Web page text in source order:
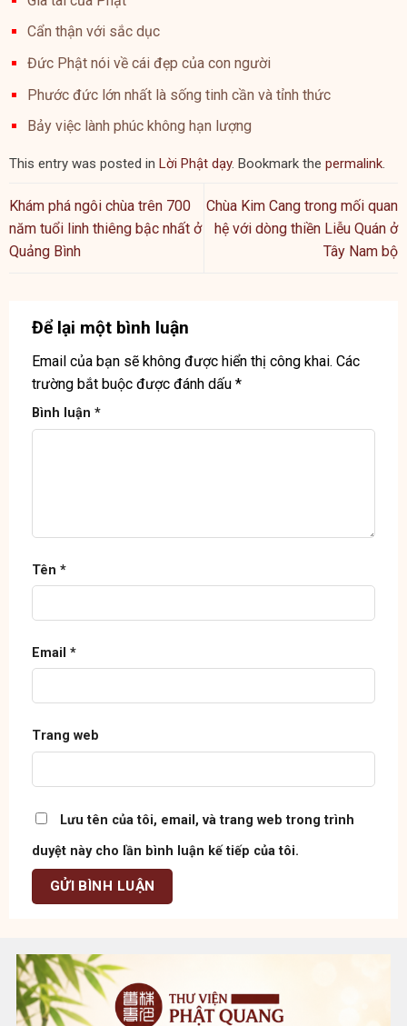
Cẩn thận với sắc dục
Đức Phật nói về cái đẹp của con người
Phước đức lớn nhất là sống tinh cần và tỉnh thức
Bảy việc lành phúc không hạn lượng
This entry was posted in Lời Phật dạy. Bookmark the permalink.
Khám phá ngôi chùa trên 700
năm tuổi linh thiêng bậc nhất ở
Quảng Bình
Chùa Kim Cang trong mối quan
hệ với dòng thiền Liễu Quán ở
Tây Nam bộ
Để lại một bình luận
Email của bạn sẽ không được hiển thị công khai. Các
trường bắt buộc được đánh dấu *
Bình luận *
Tên *
Email *
Trang web
Lưu tên của tôi, email, và trang web trong trình
duyệt này cho lần bình luận kế tiếp của tôi.